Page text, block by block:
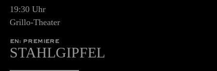
19:30 Uhr
Grillo-Theater
EN: PREMIERE
STAHLGIPFEL